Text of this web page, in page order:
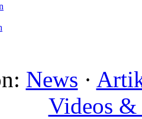
News ·
Videos